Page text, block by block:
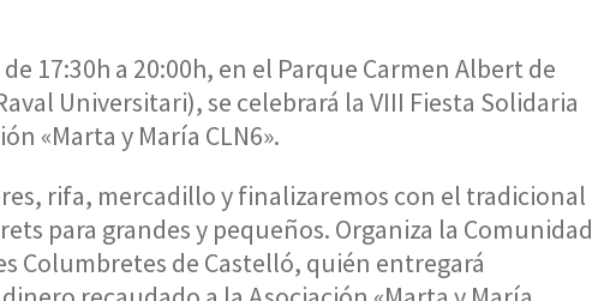
17:30h a 20:00h, en el Parque Carmen Albert de
Universitari), se celebrará la VIII Fiesta Solidaria
«Marta y María CLN6».
rifa, mercadillo y finalizaremos con el tradicional
para grandes y pequeños. Organiza la Comunidad
Columbretes de Castelló, quién entregará